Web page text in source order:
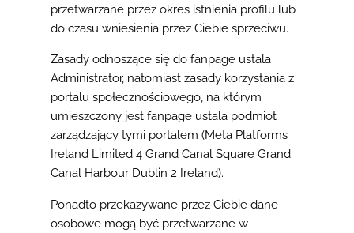
przetwarzane przez okres istnienia profilu lub
do czasu wniesienia przez Ciebie sprzeciwu.
Zasady odnoszące się do fanpage ustala
Administrator, natomiast zasady korzystania z
portalu społecznościowego, na którym
umieszczony jest fanpage ustala podmiot
zarządzający tymi portalem (Meta Platforms
Ireland Limited 4 Grand Canal Square Grand
Canal Harbour Dublin 2 Ireland).
Ponadto przekazywane przez Ciebie dane
osobowe mogą być przetwarzane w